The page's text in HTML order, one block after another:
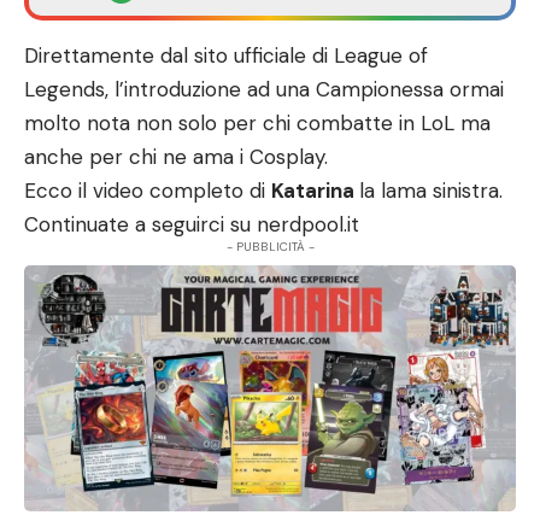
Direttamente dal sito ufficiale di League of
Legends, l’introduzione ad una Campionessa ormai
molto nota non solo per chi combatte in LoL ma
anche per chi ne ama i Cosplay.
Ecco il video completo di Katarina la lama sinistra.
Continuate a seguirci su nerdpool.it
- PUBBLICITÀ -